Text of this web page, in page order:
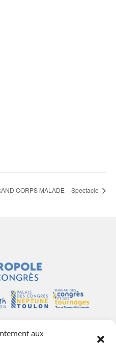
aux
CORPS MALADE – Spectacle
site